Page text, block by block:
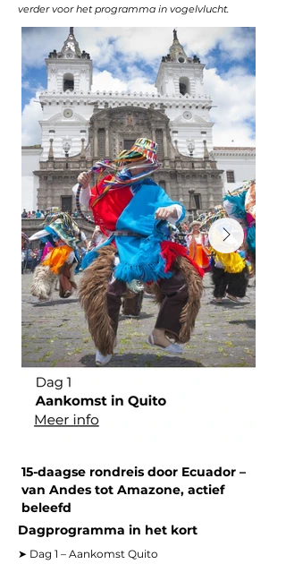
verder voor het programma in vogelvlucht.
15-daagse rondreis door Ecuador –
van Andes tot Amazone, actief
beleefd
Dagprogramma in het kort
➤ Dag 1 – Aankomst Quito